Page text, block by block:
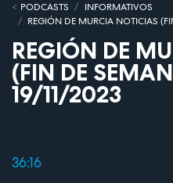
PODCASTS
INFORMATIVOS
REGIÓN DE MURCIA NOTICIAS
REGIÓN DE
(FIN DE
19/11/2023
36:16